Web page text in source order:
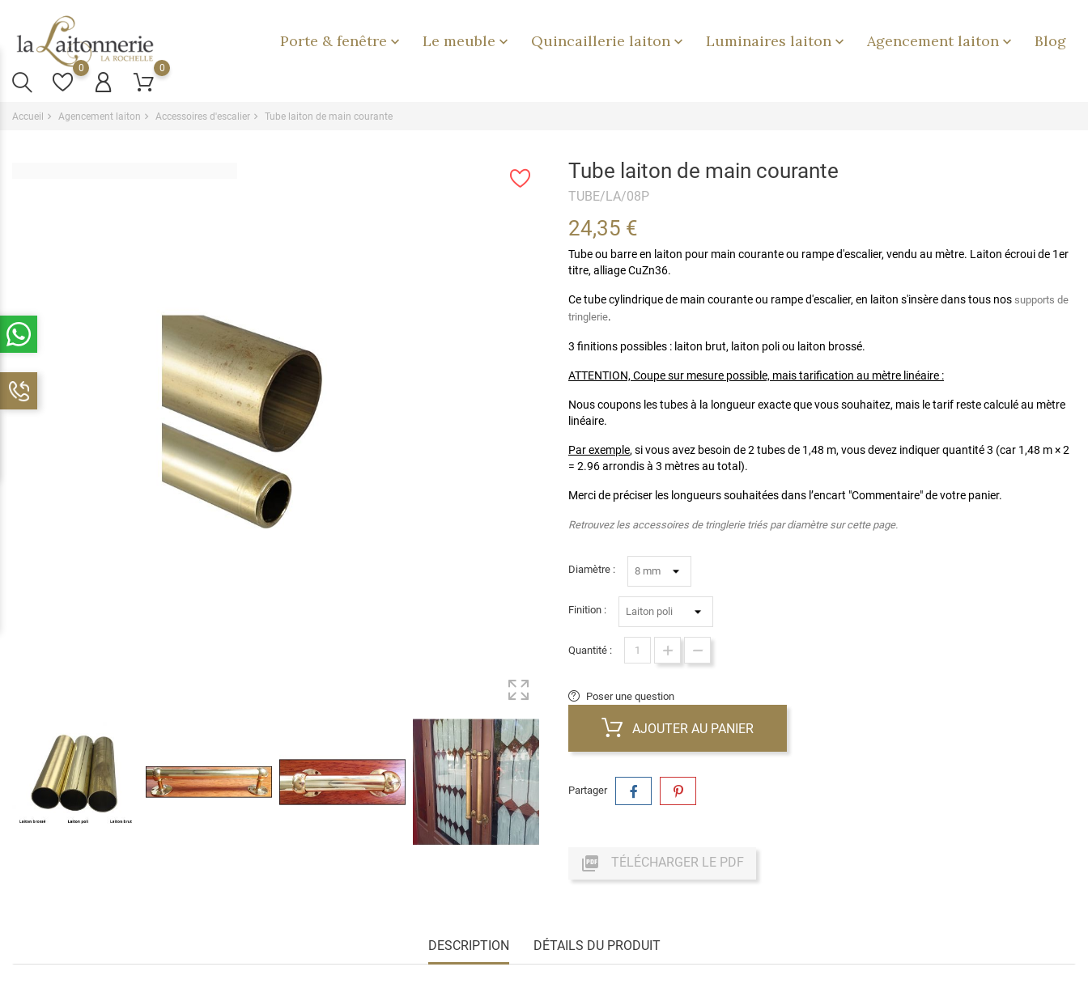
Porte & fenêtre  Le meuble  Quincaillerie laiton  Luminaires laiton  Agencement laiton  Blog
0 0
Accueil Agencement laiton Accessoires d'escalier Tube laiton de main courante
Tube laiton de main courante
TUBE/LA/08P
24,35 €
Tube ou barre en laiton pour main courante ou rampe d'escalier, vendu au mètre. Laiton écroui de 1er
titre, alliage CuZn36.
Ce tube cylindrique de main courante ou rampe d'escalier, en laiton s'insère dans tous nos supports de
tringlerie.
3 finitions possibles : laiton brut, laiton poli ou laiton brossé.
ATTENTION, Coupe sur mesure possible, mais tarification au mètre linéaire :
Nous coupons les tubes à la longueur exacte que vous souhaitez, mais le tarif reste calculé au mètre
linéaire.
Par exemple, si vous avez besoin de 2 tubes de 1,48 m, vous devez indiquer quantité 3 (car 1,48 m × 2
= 2.96 arrondis à 3 mètres au total).
Merci de préciser les longueurs souhaitées dans l’encart "Commentaire" de votre panier.
Retrouvez les accessoires de tringlerie triés par diamètre sur cette page.
Diamètre :
Finition :
Quantité :
Poser une question
AJOUTER AU PANIER
Partager
 TÉLÉCHARGER LE PDF
DESCRIPTION DÉTAILS DU PRODUIT